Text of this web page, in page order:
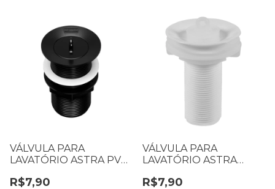
VÁLVULA PARA
LAVATÓRIO ASTRA PVC
VL7/S
R$7,90
VÁLVULA PARA
LAVATÓRIO ASTRA
VL3/S
R$7,90